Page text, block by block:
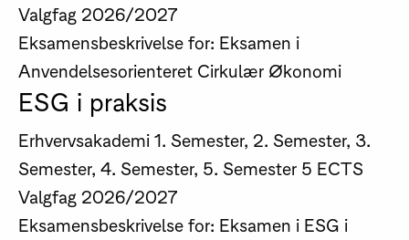
Valgfag 2026/2027
Eksamensbeskrivelse for: Eksamen i
Anvendelsesorienteret Cirkulær Økonomi
ESG i praksis
Erhvervsakademi 1. Semester, 2. Semester, 3.
Semester, 4. Semester, 5. Semester 5 ECTS
Valgfag 2026/2027
Eksamensbeskrivelse for: Eksamen i ESG i